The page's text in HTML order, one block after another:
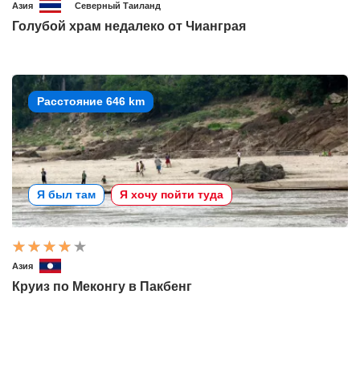
Азия Северный Таиланд
Голубой храм недалеко от Чианграя
Расстояние 646 km
Я был там Я хочу пойти туда
Азия
Круиз по Меконгу в Пакбенг